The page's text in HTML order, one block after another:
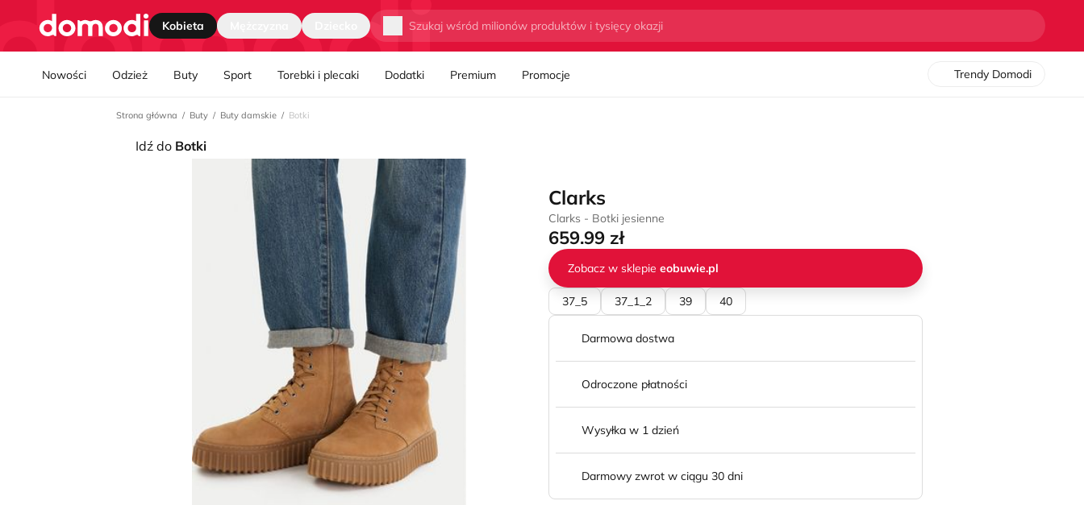
Nawgiacja kategorii
Strona główna Kobieta Wyszukaj
Nowości Odzież Buty Sport Torebki i plecaki Dodatki Premium Promocje Trendy Domodi
Strona główna Buty Buty damskie Botki
Idź do Botki
Clarks
Clarks - Botki jesienne
659.99 zł
Zobacz w sklepie eobuwie.pl
37_5 37_1_2 39 40
Darmowa dostwa
Odroczone płatności
Wysyłka w 1 dzień
Darmowy zwrot w ciągu 30 dni